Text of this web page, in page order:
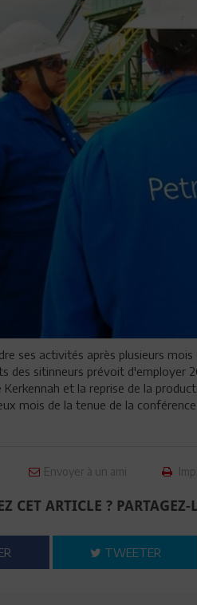
ses activités après plusieurs
des sitinneurs prévoit d'employer
et la reprise de la
mois de la tenue de la
Envoyer à un ami
CET ARTICLE ? PARTAGEZ-
TWEETER